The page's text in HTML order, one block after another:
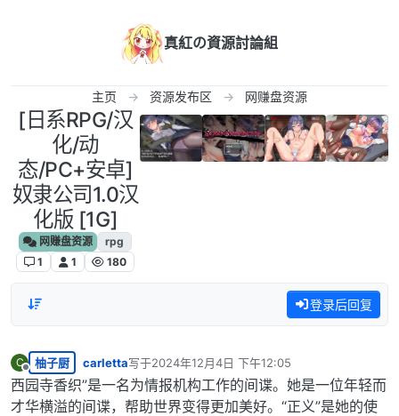
真紅の資源討論組
主页 资源发布区 网赚盘资源
[日系RPG/汉
化/动
态/PC+安卓]
奴隶公司1.0汉
化版 [1G]
网赚盘资源
rpg
1
1 180
登录后回复
C
离线
柚子厨 carletta写于2024年12月4日 下午12:05
最后由 编辑
西园寺香织”是一名为情报机构工作的间谍。她是一位年轻而
才华横溢的间谍，帮助世界变得更加美好。“正义”是她的使